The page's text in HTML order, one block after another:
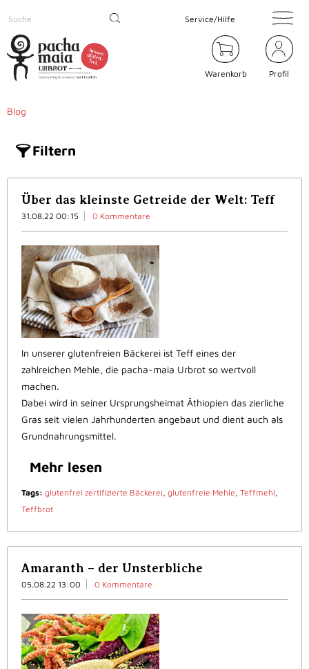
Service/Hilfe
Warenkorb Profil
Blog
Filtern
Über das kleinste Getreide der Welt: Teff
31.08.22 00:15 0 Kommentare
In unserer glutenfreien Bäckerei ist Teff eines der
zahlreichen Mehle, die pacha-maia Urbrot so wertvoll
machen.
Dabei wird in seiner Ursprungsheimat Äthiopien das zierliche
Gras seit vielen Jahrhunderten angebaut und dient auch als
Grundnahrungsmittel.
Mehr lesen
Tags: glutenfrei zertifizierte Bäckerei, glutenfreie Mehle, Teffmehl,
Teffbrot
Amaranth – der Unsterbliche
05.08.22 13:00 0 Kommentare